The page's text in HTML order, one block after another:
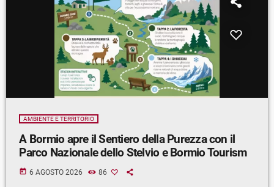
AMBIENTE E TERRITORIO
A Bormio apre il Sentiero della Purezza con il
Parco Nazionale dello Stelvio e Bormio Tourism
today 6 AGOSTO 2026 86